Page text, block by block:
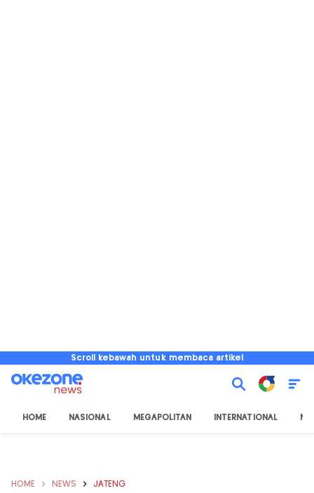
Scroll kebawah untuk membaca artikel
HOME NASIONAL MEGAPOLITAN INTERNATIONAL
HOME NEWS JATENG